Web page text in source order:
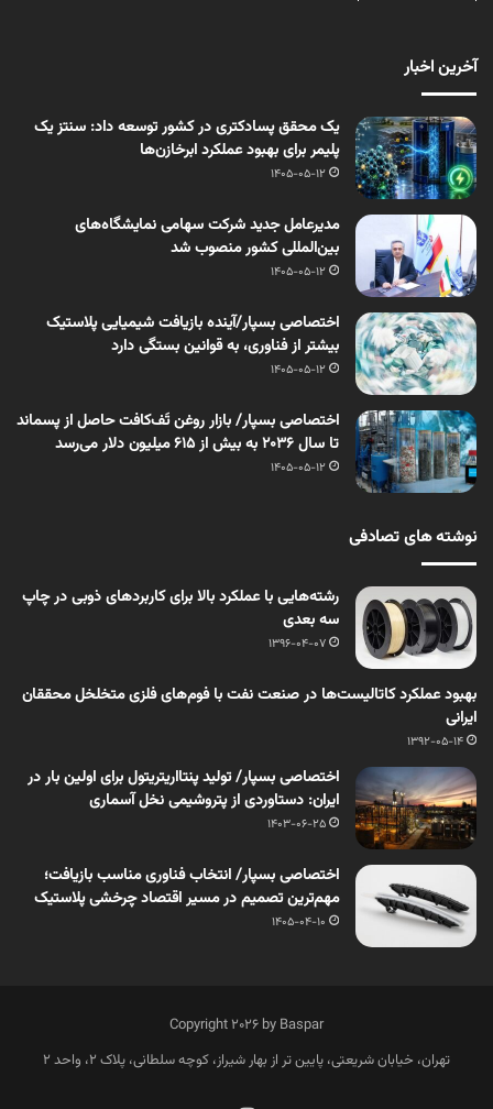
آخرین اخبار
یک محقق پسادکتری در کشور توسعه داد: سنتز یک
پلیمر برای بهبود عملکرد ابرخازن‌ها
1405-05-12
مدیرعامل جدید شرکت سهامی نمایشگاه‌های
بین‌المللی کشور منصوب شد
1405-05-12
اختصاصی بسپار/آینده بازیافت شیمیایی پلاستیک
بیشتر از فناوری، به قوانین بستگی دارد
1405-05-12
اختصاصی بسپار/ بازار روغن تَف‌کافت حاصل از پسماند
تا سال ۲۰۳۶ به بیش از ۶۱۵ میلیون دلار می‌رسد
1405-05-12
نوشته های تصادفی
رشته‌هایی با عملکرد بالا برای کاربردهای ذوبی در چاپ
سه بعدی
1396-04-07
بهبود عملکرد کاتالیست‌ها در صنعت نفت با فوم‌های فلزی متخلخل محققان
ایرانی
1392-05-14
اختصاصی بسپار/ تولید پنتااریتریتول برای اولین بار در
ایران: دستاوردی از پتروشیمی نخل آسماری
1403-06-25
اختصاصی بسپار/ انتخاب فناوری مناسب بازیافت؛
مهم‌ترین تصمیم در مسیر اقتصاد چرخشی پلاستیک
1405-04-10
Copyright 2026 by Baspar
تهران، خیابان شریعتی، پایین تر از بهار شیراز، کوچه سلطانی، پلاک 2، واحد 2